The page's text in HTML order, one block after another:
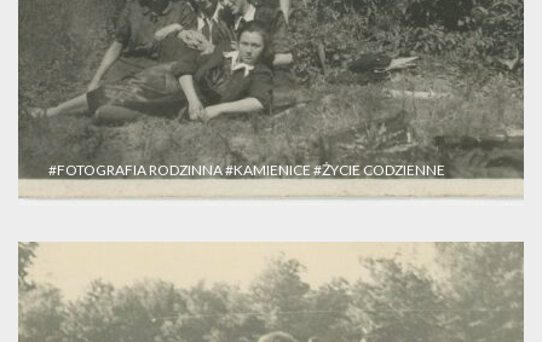
#FOTOGRAFIA RODZINNA#KAMIENICE#ŻYCIE CODZIENNE